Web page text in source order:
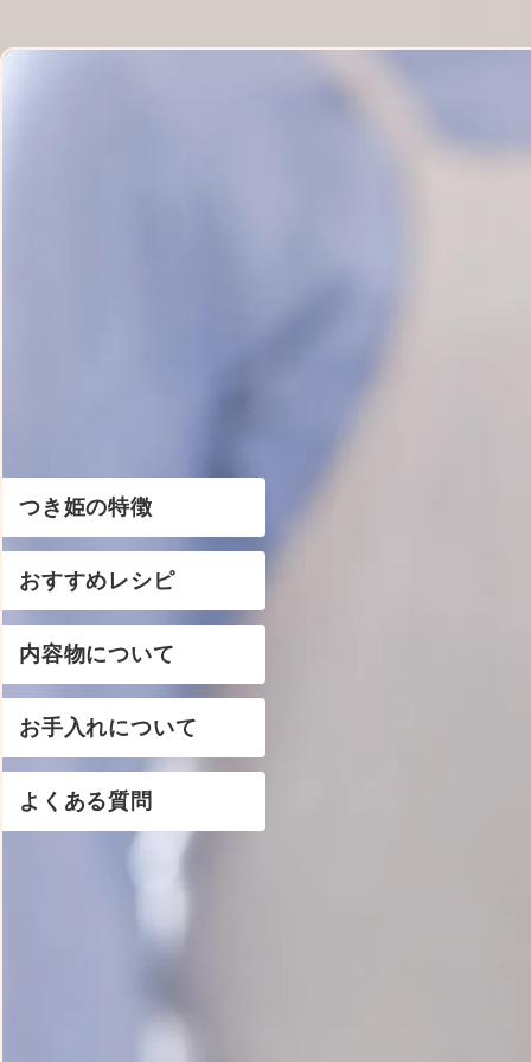
コンテ
つき姫の特徴
おすすめレシピ
内容物について
お手入れについて
よくある質問